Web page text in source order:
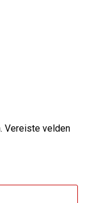
Vereiste velden